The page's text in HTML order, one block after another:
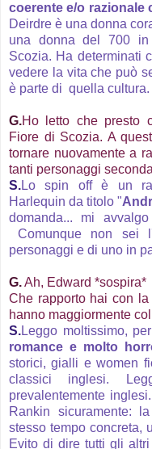
coerente e/o razionale
Deirdre è una donna
una donna del 700 in
Scozia. Ha determinati
vedere la vita che può
è parte di quella cultura.
G.Ho letto che presto
Fiore di Scozia. A
tornare nuovamente a
tanti personaggi
S.Lo spin off è un
Harlequin da titolo "
domanda... mi
Comunque non sei
personaggi e di uno in
G.Ah, Edward *sospira*
Che rapporto hai con
hanno maggiormente
S.Leggo moltissimo,
romance e molto
storici, gialli e women
classici inglesi.
prevalentemente
Rankin sicuramente:
stesso tempo concreta,
Evito di dire tutti gli